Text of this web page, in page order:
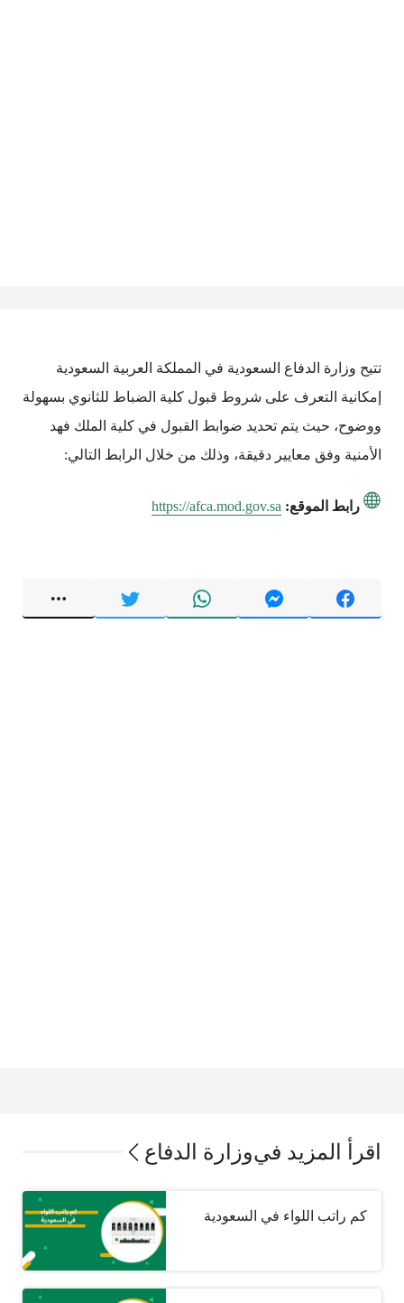
تتيح وزارة الدفاع السعودية في المملكة العربية السعودية
إمكانية التعرف على شروط قبول كلية الضباط للثانوي بسهولة
ووضوح، حيث يتم تحديد ضوابط القبول في كلية الملك فهد
الأمنية وفق معايير دقيقة، وذلك من خلال الرابط التالي:
رابط الموقع: https://afca.mod.gov.sa
اقرأ المزيد فيوزارة الدفاع
كم راتب اللواء في السعودية